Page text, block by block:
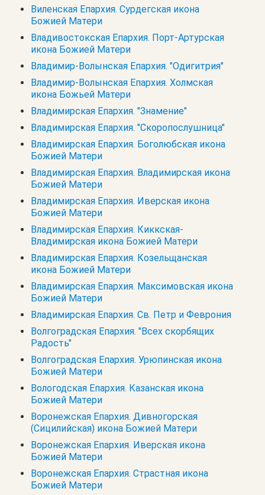
Виленская Епархия. Сурдегская икона
Божией Матери
Владивостокская Епархия. Порт-Артурская
икона Божией Матери
Владимир-Волынская Епархия. "Одигитрия"
Владимир-Волынская Епархия. Холмская
икона Божьей Матери
Владимирская Епархия. "Знамение"
Владимирская Епархия. "Скоропослушница"
Владимирская Епархия. Боголюбская икона
Божией Матери
Владимирская Епархия. Владимирская икона
Божией Матери
Владимирская Епархия. Иверская икона
Божией Матери
Владимирская Епархия. Киккская-
Владимирская икона Божией Матери
Владимирская Епархия. Козельщанская
икона Божией Матери
Владимирская Епархия. Максимовская икона
Божией Матери
Владимирская Епархия. Св. Петр и Феврония
Волгоградская Епархия. "Всех скорбящих
Радость"
Волгоградская Епархия. Урюпинская икона
Божией Матери
Вологодская Епархия. Казанская икона
Божией Матери
Воронежская Епархия. Дивногорская
(Сицилийская) икона Божией Матери
Воронежская Епархия. Иверская икона
Божией Матери
Воронежская Епархия. Страстная икона
Божией Матери